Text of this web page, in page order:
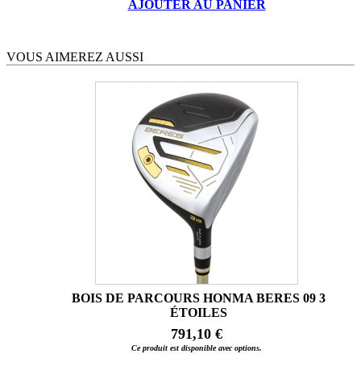
AJOUTER AU PANIER
VOUS AIMEREZ AUSSI
BOIS DE PARCOURS HONMA BERES 09 3
ÉTOILES
791,10 €
Ce produit est disponible avec options.